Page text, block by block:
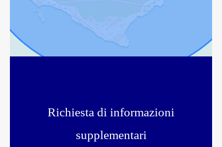
Richiesta di informazioni
supplementari